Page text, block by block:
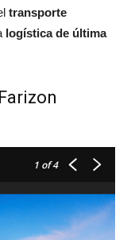
transporte
logística de última
1 of 4